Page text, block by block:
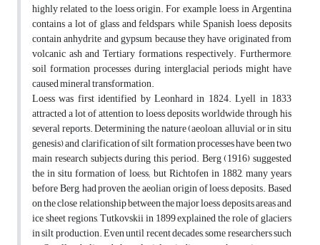
highly related to the loess origin. For example, loess in Argentina
contains a lot of glass and feldspars, while Spanish loess deposits
contain anhydrite and gypsum because they have originated from
volcanic ash and Tertiary formations, respectively. Furthermore,
soil formation processes during interglacial periods might have
caused mineral transformation.
Loess was first identified by Leonhard in 1824. Lyell in 1833
attracted a lot of attention to loess deposits worldwide through his
several reports. Determining the nature (aeoloan, alluvial or in situ
genesis) and clarification of silt formation processes have been two
main research subjects during this period. Berg (1916) suggested
the in situ formation of loess; but Richtofen in 1882, many years
before Berg, had proven the aeolian origin of loess deposits. Based
on the close relationship between the major loess deposits areas and
ice sheet regions, Tutkovskii in 1899 explained the role of glaciers
in silt production. Even until recent decades, some researchers such